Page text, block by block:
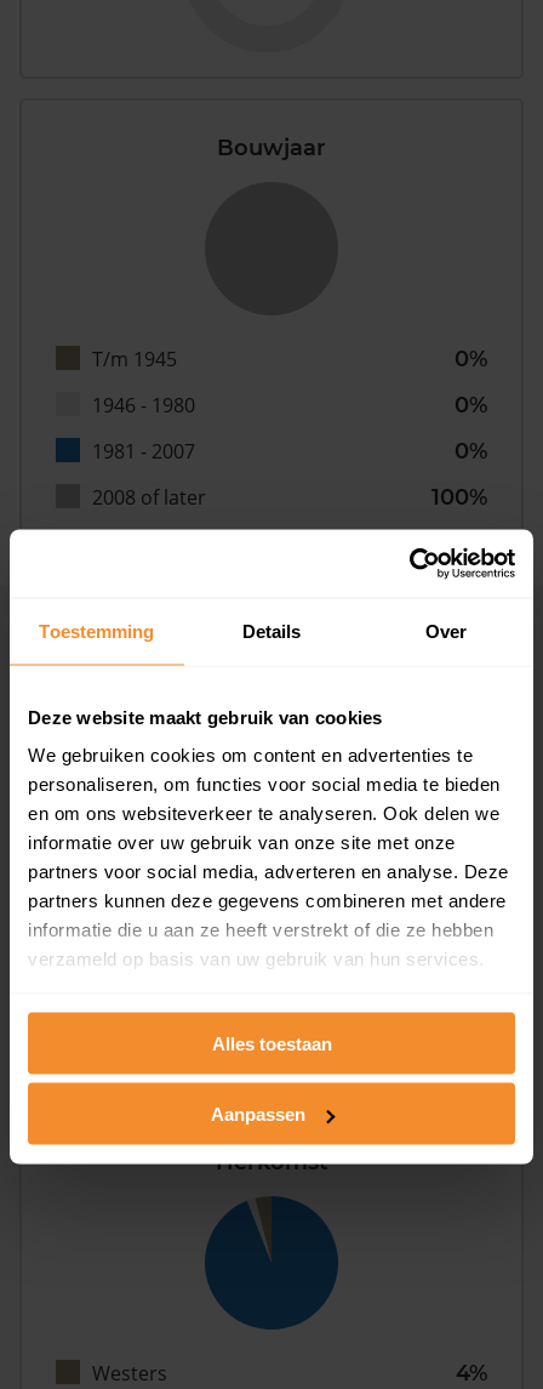
Toestemming Details Over
Deze website maakt gebruik van cookies
We gebruiken cookies om content en advertenties te
personaliseren, om functies voor social media te bieden
en om ons websiteverkeer te analyseren. Ook delen we
informatie over uw gebruik van onze site met onze
partners voor social media, adverteren en analyse. Deze
partners kunnen deze gegevens combineren met andere
informatie die u aan ze heeft verstrekt of die ze hebben
verzameld op basis van uw gebruik van hun services.
Alles toestaan
Aanpassen
Bouwjaar
T/m 1945
0%
1946 - 1980
0%
1981 - 2007
0%
2008 of later
100%
Inwoners
Eénpersoons
32%
Gezin (met kinderen)
Herkomst
Westers
4%